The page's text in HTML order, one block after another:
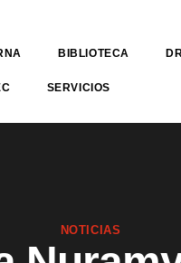
BIBLIOTECA
SERVICIOS
NOTICIAS